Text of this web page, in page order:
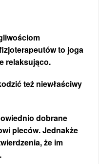
to joga
relaksująco.
też niewłaściwy
dobrane
pleców. Jednakże
że im